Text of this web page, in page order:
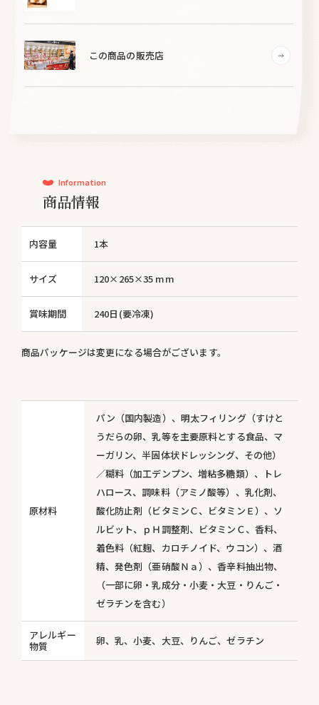
この商品の販売店
Information
商品情報
内容量 1本
サイズ 120×265×35 mm
賞味期間 240日(要冷凍)
商品パッケージは変更になる場合がございます。
原材料
パン（国内製造）、明太フィリング（すけと
うだらの卵、乳等を主要原料とする食品、マ
ーガリン、半固体状ドレッシング、その他）
／糊料（加工デンプン、増粘多糖類）、トレ
ハロース、調味料（アミノ酸等）、乳化剤、
酸化防止剤（ビタミンＣ、ビタミンＥ）、ソ
ルビット、ｐＨ調整剤、ビタミンＣ、香料、
着色料（紅麹、カロチノイド、ウコン）、酒
精、発色剤（亜硝酸Ｎａ）、香辛料抽出物、
（一部に卵・乳成分・小麦・大豆・りんご・
ゼラチンを含む）
アレルギー
物質
卵、乳、小麦、大豆、りんご、ゼラチン